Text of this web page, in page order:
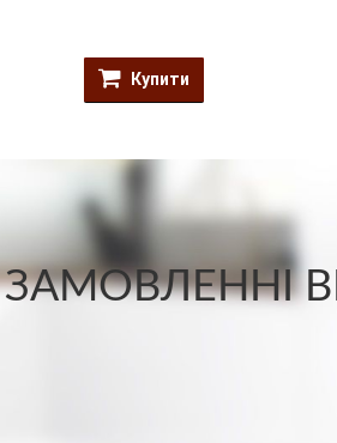
Купити